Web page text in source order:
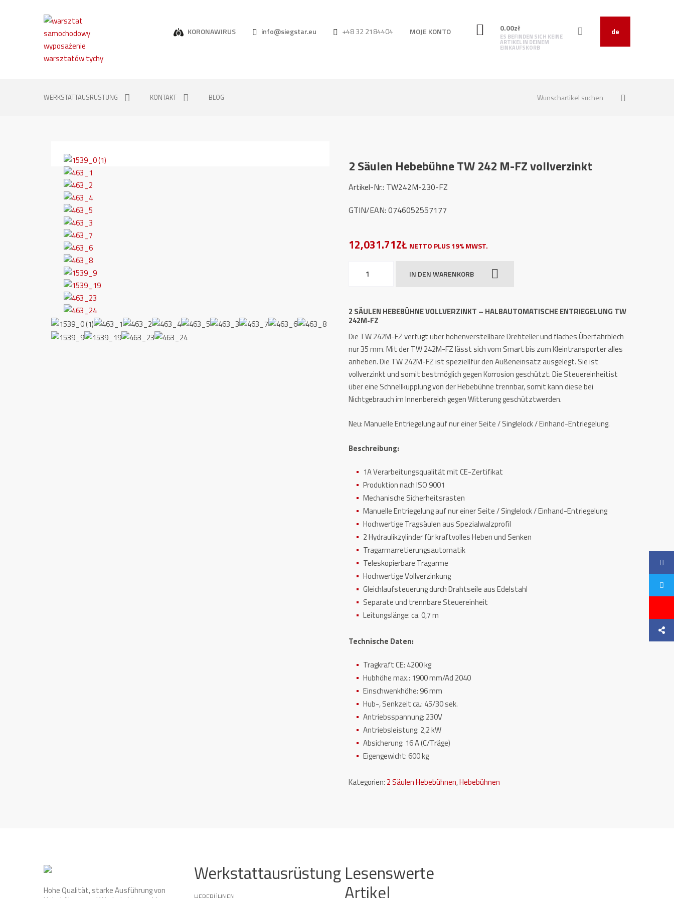
KORONAWIRUS info@siegstar.eu +48 32 2184404 MOJE KONTO de
0.00zł
ES BEFINDEN SICH KEINE
ARTIKEL IN DEINEM
EINKAUFSKORB
WERKSTATTAUSRÜSTUNG KONTAKT BLOG
2 Säulen Hebebühne TW 242 M-FZ vollverzinkt
Artikel-Nr.: TW242M-230-FZ
GTIN/EAN: 0746052557177
12,031.71ZŁ NETTO PLUS 19% MWST.
Säulen
TW
242
FZ
vollverzinkt
Menge
IN DEN WARENKORB
2 SÄULEN HEBEBÜHNE VOLLVERZINKT – HALBAUTOMATISCHE ENTRIEGELUNG TW
242M-FZ
Die TW 242M-FZ verfügt über höhenverstellbare Drehteller und flaches Überfahrblech
nur 35 mm. Mit der TW 242M-FZ lässt sich vom Smart bis zum Kleintransporter alles
anheben. Die TW 242M-FZ ist speziellfür den Außeneinsatz ausgelegt. Sie ist
vollverzinkt und somit bestmöglich gegen Korrosion geschützt. Die Steuereinheitist
über eine Schnellkupplung von der Hebebühne trennbar, somit kann diese bei
Nichtgebrauch im Innenbereich gegen Witterung geschütztwerden.
Neu: Manuelle Entriegelung auf nur einer Seite / Singlelock / Einhand-Entriegelung.
Beschreibung:
1A Verarbeitungsqualität mit CE-Zertifikat
Produktion nach ISO 9001
Mechanische Sicherheitsrasten
Manuelle Entriegelung auf nur einer Seite / Singlelock / Einhand-Entriegelung
Hochwertige Tragsäulen aus Spezialwalzprofil
2 Hydraulikzylinder für kraftvolles Heben und Senken
Tragarmarretierungsautomatik
Teleskopierbare Tragarme
Hochwertige Vollverzinkung
Gleichlaufsteuerung durch Drahtseile aus Edelstahl
Separate und trennbare Steuereinheit
Leitungslänge: ca. 0,7 m
Technische Daten:
Tragkraft CE: 4200 kg
Hubhöhe max.: 1900 mm/Ad 2040
Einschwenkhöhe: 96 mm
Hub-, Senkzeit ca.: 45/30 sek.
Antriebsspannung: 230V
Antriebsleistung: 2,2 kW
Absicherung: 16 A (C/Träge)
Eigengewicht: 600 kg
Kategorien: 2 Säulen Hebebühnen,Hebebühnen
Hohe Qualität, starke Ausführung von
Werkstattausrüstung Lesenswerte
Artikel